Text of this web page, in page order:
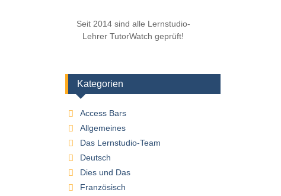
Seit 2014 sind alle Lernstudio-
Lehrer TutorWatch geprüft!
Kategorien
Access Bars
Allgemeines
Das Lernstudio-Team
Deutsch
Dies und Das
Französisch